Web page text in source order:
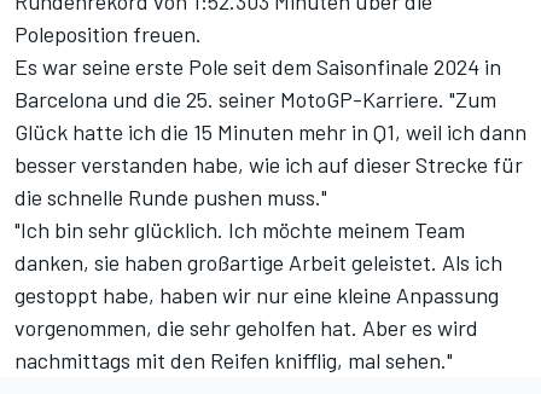
Poleposition freuen.
Es war seine erste Pole seit dem Saisonfinale 2024 in
Barcelona und die 25. seiner MotoGP-Karriere. "Zum
Glück hatte ich die 15 Minuten mehr in Q1, weil ich dann
besser verstanden habe, wie ich auf dieser Strecke für
die schnelle Runde pushen muss."
"Ich bin sehr glücklich. Ich möchte meinem Team
danken, sie haben großartige Arbeit geleistet. Als ich
gestoppt habe, haben wir nur eine kleine Anpassung
vorgenommen, die sehr geholfen hat. Aber es wird
nachmittags mit den Reifen knifflig, mal sehen."